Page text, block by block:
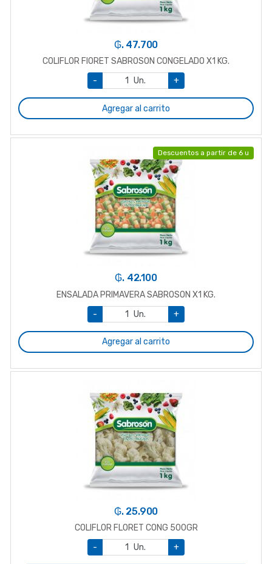
₲. 47.700
COLIFLOR FIORET SABROSON CONGELADO X1 KG.
-
Un. +
Agregar al carrito
Descuentos a partir de 6 u
₲. 42.100
ENSALADA PRIMAVERA SABROSON X1 KG.
-
Un. +
Agregar al carrito
₲. 25.900
COLIFLOR FLORET CONG 500GR
-
Un. +